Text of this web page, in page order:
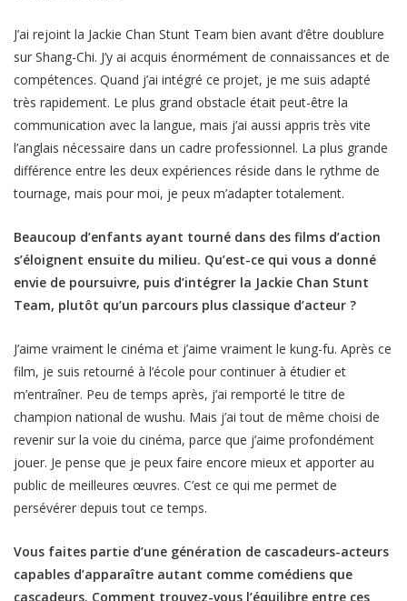
J’ai rejoint la Jackie Chan Stunt Team bien avant d’être doublure
sur Shang-Chi. J’y ai acquis énormément de connaissances et de
compétences. Quand j’ai intégré ce projet, je me suis adapté
très rapidement. Le plus grand obstacle était peut-être la
communication avec la langue, mais j’ai aussi appris très vite
l’anglais nécessaire dans un cadre professionnel. La plus grande
différence entre les deux expériences réside dans le rythme de
tournage, mais pour moi, je peux m’adapter totalement.
Beaucoup d’enfants ayant tourné dans des films d’action
s’éloignent ensuite du milieu. Qu’est-ce qui vous a donné
envie de poursuivre, puis d’intégrer la Jackie Chan Stunt
Team, plutôt qu’un parcours plus classique d’acteur ?
J’aime vraiment le cinéma et j’aime vraiment le kung-fu. Après ce
film, je suis retourné à l’école pour continuer à étudier et
m’entraîner. Peu de temps après, j’ai remporté le titre de
champion national de wushu. Mais j’ai tout de même choisi de
revenir sur la voie du cinéma, parce que j’aime profondément
jouer. Je pense que je peux faire encore mieux et apporter au
public de meilleures œuvres. C’est ce qui me permet de
persévérer depuis tout ce temps.
Vous faites partie d’une génération de cascadeurs-acteurs
capables d’apparaître autant comme comédiens que
cascadeurs. Comment trouvez-vous l’équilibre entre ces